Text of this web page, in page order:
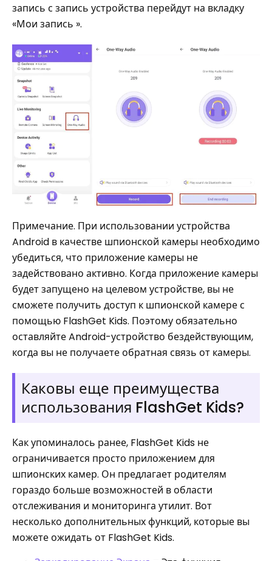
запись с запись устройства перейдут на вкладку
«Мои запись ».
Примечание. При использовании устройства
Android в качестве шпионской камеры необходимо
убедиться, что приложение камеры не
задействовано активно. Когда приложение камеры
будет запущено на целевом устройстве, вы не
сможете получить доступ к шпионской камере с
помощью FlashGet Kids. Поэтому обязательно
оставляйте Android-устройство бездействующим,
когда вы не получаете обратная связь от камеры.
Каковы еще преимущества
использования FlashGet Kids?
Как упоминалось ранее, FlashGet Kids не
ограничивается просто приложением для
шпионских камер. Он предлагает родителям
гораздо больше возможностей в области
отслеживания и мониторинга утилит. Вот
несколько дополнительных функций, которые вы
можете ожидать от FlashGet Kids.